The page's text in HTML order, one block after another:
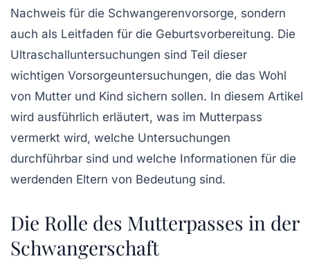
Nachweis für die Schwangerenvorsorge, sondern
auch als Leitfaden für die Geburtsvorbereitung. Die
Ultraschalluntersuchungen sind Teil dieser
wichtigen Vorsorgeuntersuchungen, die das Wohl
von Mutter und Kind sichern sollen. In diesem Artikel
wird ausführlich erläutert, was im Mutterpass
vermerkt wird, welche Untersuchungen
durchführbar sind und welche Informationen für die
werdenden Eltern von Bedeutung sind.
Die Rolle des Mutterpasses in der
Schwangerschaft